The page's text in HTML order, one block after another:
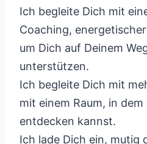
Ich begleite Dich mit
Coaching,
um Dich auf Deinem
unterstützen.
Ich begleite Dich mit
mit einem Raum, in
entdecken kannst.
Ich lade Dich ein, mutig